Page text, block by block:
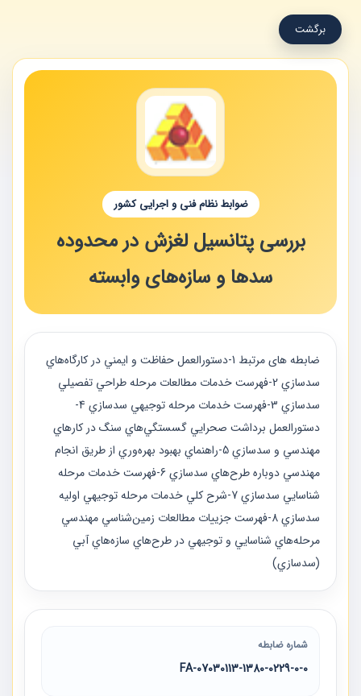
برگشت
ضوابط نظام فنی و اجرایی کشور
بررسی پتانسیل لغزش در محدوده
سدها و سازه‌های وابسته
ضابطه های مرتبط 1-دستورالعمل حفاظت و ايمني در كارگاه‌هاي
سدسازي 2-فهرست خدمات مطالعات مرحله طراحي تفصيلي
سدسازي 3-فهرست خدمات مرحله توجيهي سدسازي 4-
دستورالعمل برداشت صحرايي گسستگي‌هاي سنگ در كارهاي
مهندسي و سدسازي 5-راهنماي بهبود بهره‌وري از طريق انجام
مهندسي دوباره طرح‌هاي سدسازي 6-فهرست خدمات مرحله
شناسايي سدسازي 7-شرح كلي خدمات مرحله توجيهي اوليه
سدسازي 8-فهرست جزييات مطالعات زمين‌شناسي مهندسي
مرحله‌هاي شناسايي و توجيهي در طرح‌هاي سازه‌هاي آبي
(سدسازي)
شماره ضابطه
07030113-1380-0229-0-0-FA